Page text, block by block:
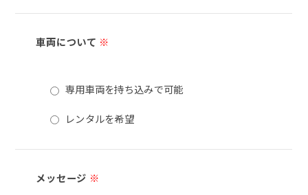
車両について ※
専用車両を持ち込みで可能
レンタルを希望
メッセージ ※